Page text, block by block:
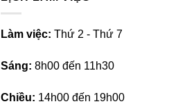
Làm việc: Thứ 2 - Thứ 7
Sáng: 8h00 đến 11h30
Chiều: 14h00 đến 19h00